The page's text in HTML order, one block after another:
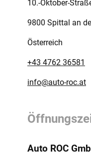
10.-Oktober-
9800 Spittal an
Österreich
+43 4762 36581
info@auto-roc.at
Auto ROC